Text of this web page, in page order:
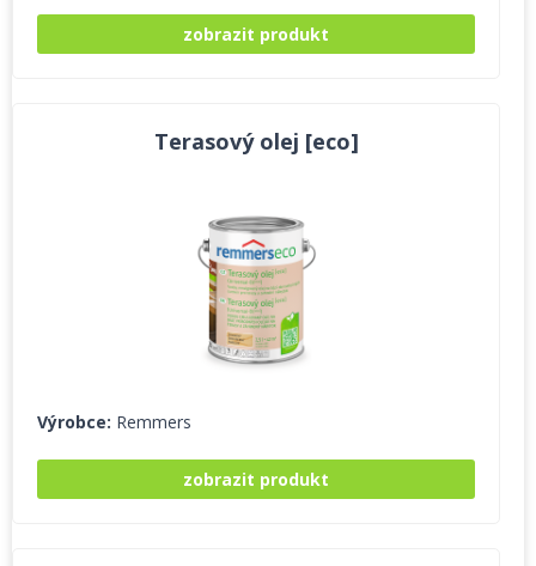
zobrazit produkt
Terasový olej [eco]
Výrobce: Remmers
zobrazit produkt